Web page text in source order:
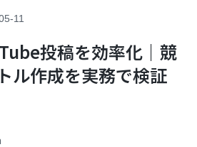
11
投稿を効率化｜競
ル作成を実務で検証